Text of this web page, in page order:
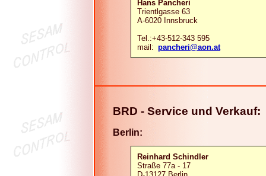
Hans Pancheri
Trientlgasse 63
A-6020 Innsbruck
Tel.:+43-512-343 595
mail: pancheri@aon.at
BRD - Service und Verkauf:
Berlin:
Reinhard Schindler
Straße 77a - 17